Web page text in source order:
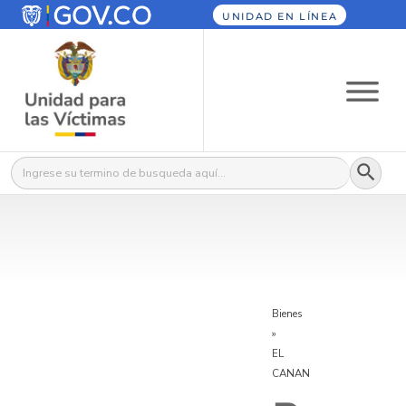
UNIDAD EN LÍNEA
Buscar: Botón
Bienes
»
EL
CANAN